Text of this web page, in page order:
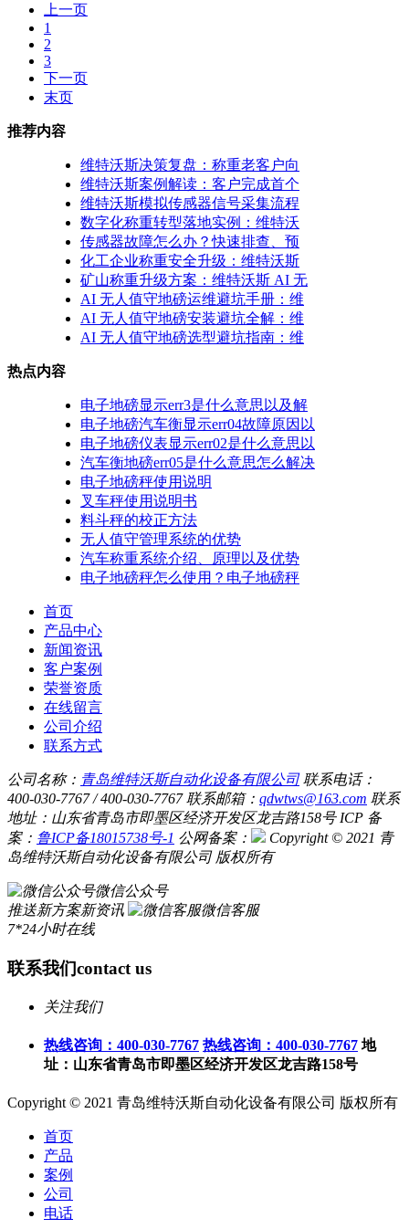
上一页
1
2
3
下一页
末页
推荐内容
维特沃斯决策复盘：称重老客户向
维特沃斯案例解读：客户完成首个
维特沃斯模拟传感器信号采集流程
数字化称重转型落地实例：维特沃
传感器故障怎么办？快速排查、预
化工企业称重安全升级：维特沃斯
矿山称重升级方案：维特沃斯 AI 无
AI 无人值守地磅运维避坑手册：维
AI 无人值守地磅安装避坑全解：维
AI 无人值守地磅选型避坑指南：维
热点内容
电子地磅显示err3是什么意思以及解
电子地磅汽车衡显示err04故障原因以
电子地磅仪表显示err02是什么意思以
汽车衡地磅err05是什么意思怎么解决
电子地磅秤使用说明
叉车秤使用说明书
料斗秤的校正方法
无人值守管理系统的优势
汽车称重系统介绍、原理以及优势
电子地磅秤怎么使用？电子地磅秤
首页
产品中心
新闻资讯
客户案例
荣誉资质
在线留言
公司介绍
联系方式
公司名称： 青岛维特沃斯自动化设备有限公司 联系电话：
400-030-7767 / 400-030-7767 联系邮箱： qdwtws@163.com 联系
地址：山东省青岛市即墨区经济开发区龙吉路158号 ICP 备
案： 鲁ICP备18015738号-1 公网备案：
Copyright © 2021 青
岛维特沃斯自动化设备有限公司 版权所有
微信公众号
推送新方案新资讯
微信客服
7*24小时在线
联系我们contact us
关注我们
热线咨询：400-030-7767 热线咨询：400-030-7767 地
址：山东省青岛市即墨区经济开发区龙吉路158号
Copyright © 2021 青岛维特沃斯自动化设备有限公司 版权所有
首页
产品
案例
公司
电话